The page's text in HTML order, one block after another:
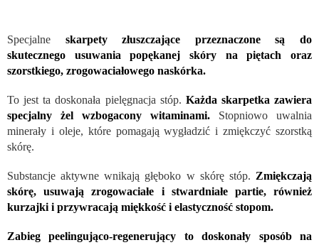
Specjalne skarpety złuszczające przeznaczone są do
skutecznego usuwania popękanej skóry na piętach oraz
szorstkiego, zrogowaciałowego naskórka.
To jest ta doskonała pielęgnacja stóp. Każda skarpetka zawiera
specjalny żel wzbogacony witaminami.
Stopniowo uwalnia
minerały i oleje, które pomagają wygładzić i zmiękczyć szorstką
skórę.
Substancje aktywne wnikają głęboko w skórę stóp. Zmiękczają
skórę, usuwają zrogowaciałe i stwardniałe partie, również
kurzajki i przywracają miękkość i elastyczność stopom.
Zabieg peelingująco-regenerujący to doskonały sposób na